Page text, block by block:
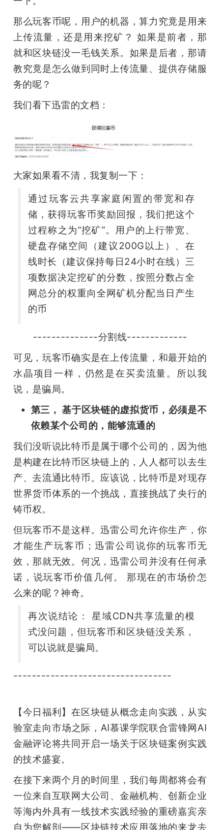
那么玩客币呢，用户的机器，算力究竟是用来
上传流量，还是用来挖矿？ 如果是前者，那
就和区块链没一毛钱关系。如果是后者，那请
教究竟是怎么做到同时上传流量、提供存储服
务的呢？
我们看下迅雷的文档：
大家如果看不清，我复制一下：
通过玩客云共享家庭闲置的带宽和存
储，获得玩客币奖励回报，我们把这个
过程称之为“挖矿”。用户的上行带宽、
硬盘存储空间（建议200G以上）、在
线时长（建议保持每日24小时在线）三
项数据决定挖矿的分数，按照分数占全
网总分的权重向全网矿机分配当日产生
的币
--------------分割线-------------
可见，玩客币确实是在上传流量，和最开始的
水晶项目一样，仍然是在买卖流量。所以我
说，是骗局。
第三， 基于区块链的虚拟货币，必须是不
依赖某个公司的，能够流通的
我们没听说比特币是属于哪个公司的，因为他
是构建在比特币区块链上的，人人都可以去生
产、去流通比特币。应该说，比特币是对现存
世界货币体系的一个挑战，直接挑战了央行的
铸币权。
但玩客币不是这样。迅雷公司允许你生产，你
才能生产玩客币；迅雷公司说你的玩客币无
效，那就无效。何况，迅雷公司并没有任何承
诺，说玩客币价值几何。 那现在的市场价怎
么来的呢？神奇。
再次说结论： 星域CDN共享流量的模
式没问题，但玩客币和区块链没关系，
可以说就是骗局。
----------------------------------
【今日福利】在区块链从概念走向实践，从实
验室走向市场之际，AI慕课学院联合雷锋网AI
金融评论将共同开启一场关于区块链案例实践
的技术盛宴。
在接下来两个月的时间里，我们每周都将会有
一位来自互联网大公司、金融机构、创新企业
等海内外具有一线技术实践经验的重磅嘉宾亲
自为您解剖——区块链技术应用落地的来龙去